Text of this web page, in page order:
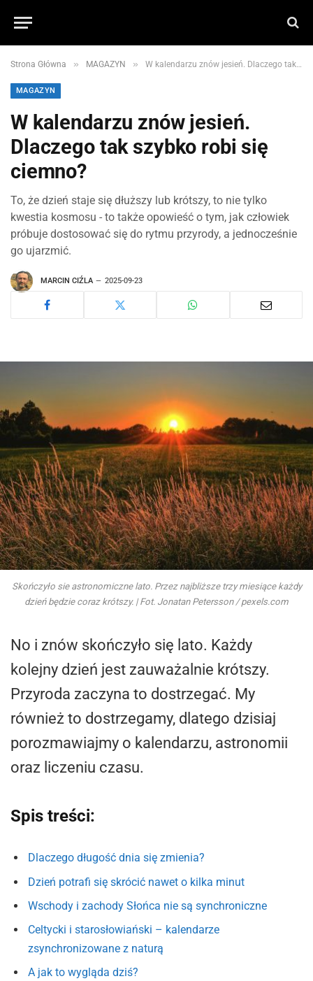
Strona Główna » MAGAZYN » W kalendarzu znów jesień. Dlaczego tak szybko robi się ciemno?
MAGAZYN
W kalendarzu znów jesień.
Dlaczego tak szybko robi się
ciemno?
To, że dzień staje się dłuższy lub krótszy, to nie tylko
kwestia kosmosu - to także opowieść o tym, jak człowiek
próbuje dostosować się do rytmu przyrody, a jednocześnie
go ujarzmić.
MARCIN CIŹLA 2025-09-23
Skończyło sie astronomiczne lato. Przez najbliższe trzy miesiące każdy
dzień będzie coraz krótszy. | Fot. Jonatan Petersson / pexels.com
No i znów skończyło się lato. Każdy
kolejny dzień jest zauważalnie krótszy.
Przyroda zaczyna to dostrzegać. My
również to dostrzegamy, dlatego dzisiaj
porozmawiajmy o kalendarzu, astronomii
oraz liczeniu czasu.
Spis treści:
Dlaczego długość dnia się zmienia?
Dzień potrafi się skrócić nawet o kilka minut
Wschody i zachody Słońca nie są synchroniczne
Celtycki i starosłowiański – kalendarze
zsynchronizowane z naturą
A jak to wygląda dziś?